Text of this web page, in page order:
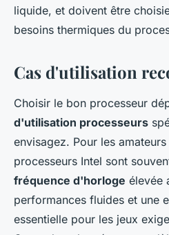
liquide, et doivent être
besoins thermiques du
Cas d'utilisation
Choisir le bon processeur
d'utilisation processeurs
envisagez. Pour les
processeurs Intel sont
fréquence d'horloge élevée
performances fluides et une
essentielle pour les jeux